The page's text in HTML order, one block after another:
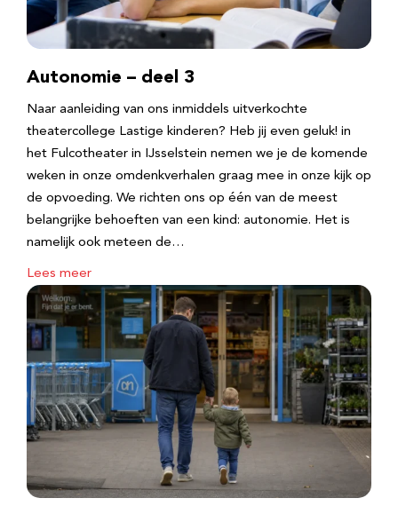
Autonomie – deel 3
Naar aanleiding van ons inmiddels uitverkochte
theatercollege Lastige kinderen? Heb jij even geluk! in
het Fulcotheater in IJsselstein nemen we je de komende
weken in onze omdenkverhalen graag mee in onze kijk op
de opvoeding. We richten ons op één van de meest
belangrijke behoeften van een kind: autonomie. Het is
namelijk ook meteen de…
Lees meer